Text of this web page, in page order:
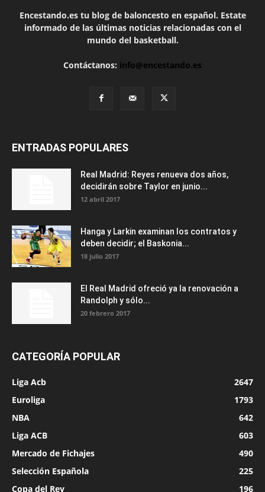
Encestando.es tu blog de baloncesto en español. Estate
informado de las últimas noticias relacionadas con el
mundo del basketball.
Contáctanos: info@encestando.es
ENTRADAS POPULARES
Real Madrid: Reyes renueva dos años,
decidirán sobre Taylor en junio...
12 abril 2017
Hanga y Larkin examinan los contratos y
deben decidir; el Baskonia...
18 julio 2017
El Real Madrid ofreció ya la renovación a
Randolph y sólo...
20 febrero 2017
CATEGORÍA POPULAR
Liga Acb
2647
Euroliga
1793
NBA
642
Liga ACB
603
Mercado de Fichajes
490
Selección Española
225
Copa del Rey
196